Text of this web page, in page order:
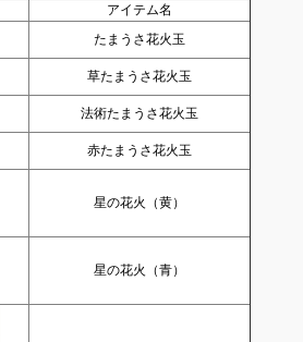
アイテム名
たまうさ花火玉
草たまうさ花火玉
法術たまうさ花火玉
赤たまうさ花火玉
星の花火（黄）
星の花火（青）